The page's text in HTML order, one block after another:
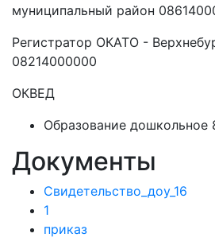
муниципальный район
Регистратор ОКАТО -
08214000000
ОКВЕД
Образование дошкольное
Документы
Свидетельство_доу_16
1
приказ